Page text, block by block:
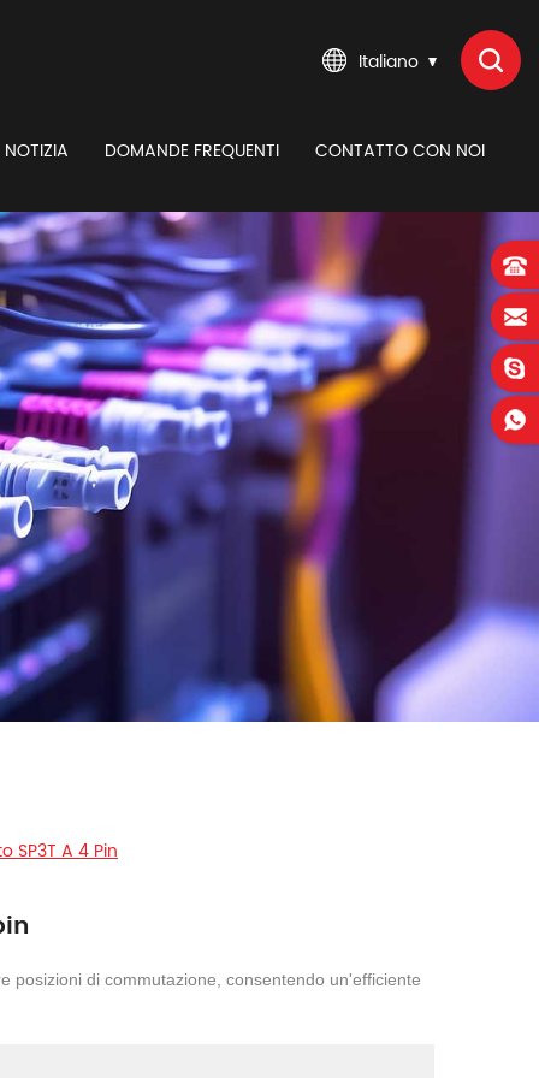
Italiano
NOTIZIA DOMANDE FREQUENTI CONTATTO CON NOI
SP3T A 4 Pin
posizioni di commutazione, consentendo un'efficiente